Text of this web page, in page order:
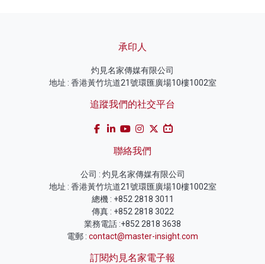
承印人
灼見名家傳媒有限公司
地址 : 香港黃竹坑道21號環匯廣場10樓1002室
追蹤我們的社交平台
聯絡我們
公司 : 灼見名家傳媒有限公司
地址 : 香港黃竹坑道21號環匯廣場10樓1002室
總機 : +852 2818 3011
傳真 : +852 2818 3022
業務電話 :+852 2818 3638
電郵 : contact@master-insight.com
訂閱灼見名家電子報